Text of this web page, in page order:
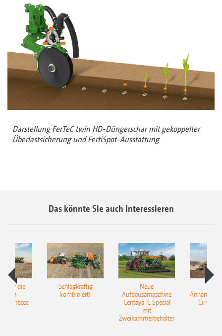
Darstellung FerTeC twin HD-Düngerschar mit gekoppelter
Überlastsicherung und FertiSpot-Ausstattung
Das könnte Sie auch interessieren
für die
Precea
Schlagkräftig
kombiniert!
Neue
Aufbausämaschine
Centaya-C Special
mit
Zweikammerbehälter
Cirrus